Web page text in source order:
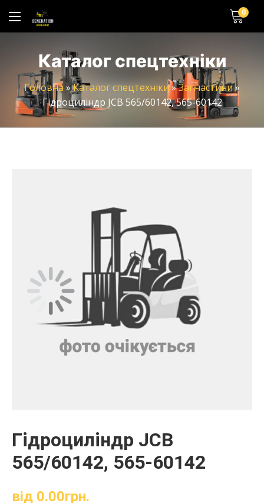
0
Каталог спецтехніки
Головна»Каталог спецтехніки»Запчастини»
Гідроциліндр JCB 565/60142, 565-60142
Гідроциліндр JCB
565/60142, 565-60142
від 0.00грн.